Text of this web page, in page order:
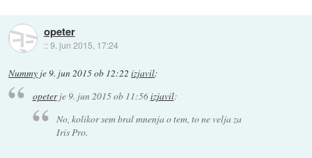
opeter
::9. jun 2015, 17:24
Nummy je 9. jun 2015 ob 12:22 izjavil:
opeterje9. jun 2015 ob 11:56izjavil:
No, kolikor sem bral mnenja o tem, to ne velja za
Iris Pro.